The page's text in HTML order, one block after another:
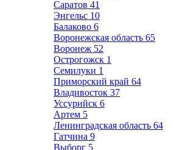
Саратов 41
Энгельс 10
Балаково 6
Воронежская область 65
Воронеж 52
Острогожск 1
Семилуки 1
Приморский край 64
Владивосток 37
Уссурийск 6
Артем 5
Ленинградская область 64
Гатчина 9
Выборг 5